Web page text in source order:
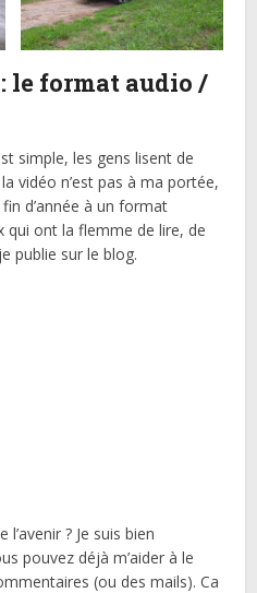
le format audio /
simple, les gens lisent de
vidéo n’est pas à ma portée,
d’année à un format
ont la flemme de lire, de
publie sur le blog.
? Je suis bien
pouvez déjà m’aider à le
(ou des mails). Ca